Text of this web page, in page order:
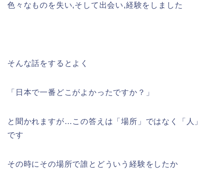
色々なものを失い,そして出会い,経験をしました
そんな話をするとよく
「日本で一番どこがよかったですか？」
と聞かれますが…この答えは「場所」ではなく「人」
です
その時にその場所で誰とどういう経験をしたか